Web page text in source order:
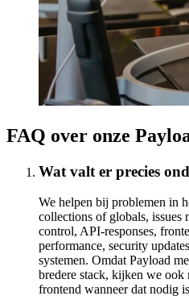
FAQ over onze
Wat valt er precies
We helpen bij problemen in
collections of globals, issues
control, API-responses,
performance, security
systemen. Omdat Payload
bredere stack, kijken we ook
frontend wanneer dat nodig